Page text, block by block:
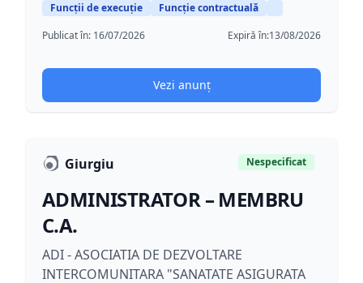
Funcții de execuție
Funcție contractuală
Publicat în: 16/07/2026 Expiră în:13/08/2026
Vezi anunț
Giurgiu Nespecificat
ADMINISTRATOR – MEMBRU
C.A.
ADI - ASOCIATIA DE DEZVOLTARE
INTERCOMUNITARA "SANATATE ASIGURATA